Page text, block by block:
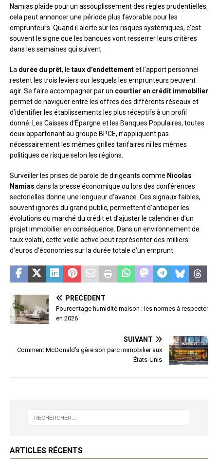
Namias plaide pour un assouplissement des règles prudentielles,
cela peut annoncer une période plus favorable pour les
emprunteurs. Quand il alerte sur les risques systémiques, c’est
souvent le signe que les banques vont resserrer leurs critères
dans les semaines qui suivent.
La durée du prêt, le taux d’endettementet l’apport personnel
restent les trois leviers sur lesquels les emprunteurs peuvent
agir. Se faire accompagner par un courtier en crédit immobilier
permet de naviguer entre les offres des différents réseaux et
d’identifier les établissements les plus réceptifs à un profil
donné. Les Caisses d’Épargne et les Banques Populaires, toutes
deux appartenant au groupe BPCE, n’appliquent pas
nécessairement les mêmes grilles tarifaires ni les mêmes
politiques de risque selon les régions.
Surveiller les prises de parole de dirigeants comme Nicolas
Namias dans la presse économique ou lors des conférences
sectorielles donne une longueur d’avance. Ces signaux faibles,
souvent ignorés du grand public, permettent d’anticiper les
évolutions du marché du crédit et d’ajuster le calendrier d’un
projet immobilier en conséquence. Dans un environnement de
taux volatil, cette veille active peut représenter des milliers
d’euros d’économies sur la durée totale d’un emprunt.
PRÉCÉDENT
Pourcentage humidité maison : les normes à respecter
en 2026
SUIVANT
Comment McDonald’s gère son parc immobilier aux
États-Unis
ARTICLES RÉCENTS